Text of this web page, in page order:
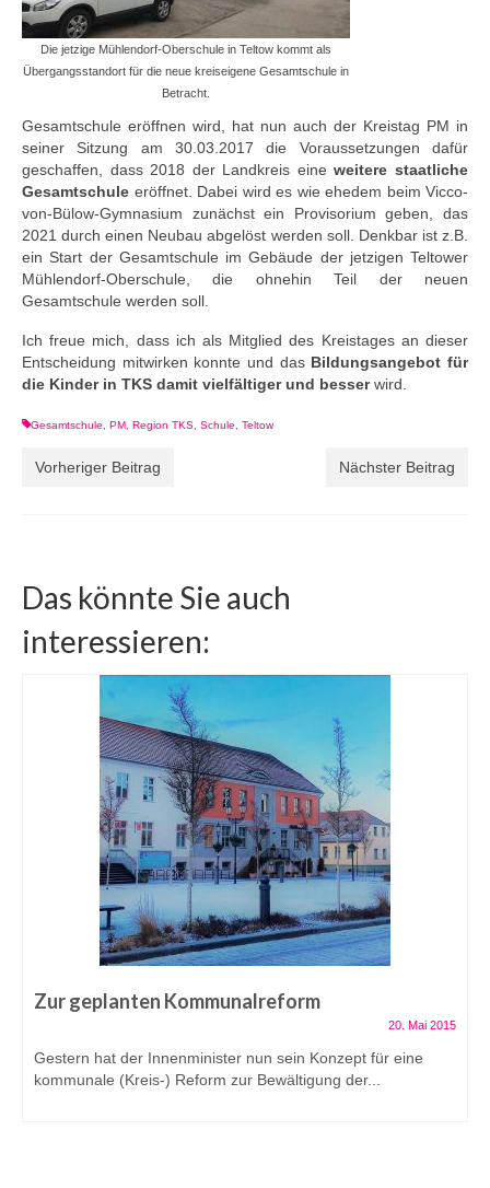
Die jetzige Mühlendorf-Oberschule in Teltow kommt als
Übergangsstandort für die neue kreiseigene Gesamtschule in
Betracht.
Gesamtschule eröffnen wird, hat nun auch der Kreistag PM in
seiner Sitzung am 30.03.2017 die Voraussetzungen dafür
geschaffen, dass 2018 der Landkreis eineweitere staatliche
Gesamtschule eröffnet. Dabei wird es wie ehedem beim Vicco-
von-Bülow-Gymnasium zunächst ein Provisorium geben, das
2021 durch einen Neubau abgelöst werden soll. Denkbar ist z.B.
ein Start der Gesamtschule im Gebäude der jetzigen Teltower
Mühlendorf-Oberschule, die ohnehin Teil der neuen
Gesamtschule werden soll.
Ich freue mich, dass ich als Mitglied des Kreistages an dieser
Entscheidung mitwirken konnte und das Bildungsangebot für
die Kinder in TKS damit vielfältiger und besserwird.
Gesamtschule PM Region TKS Schule Teltow
Vorheriger Beitrag Nächster Beitrag
Das könnte Sie auch
interessieren:
Zur geplanten Kommunalreform
20. Mai 2015
Gestern hat der Innenminister nun sein Konzept für eine
kommunale (Kreis-) Reform zur Bewältigung der...